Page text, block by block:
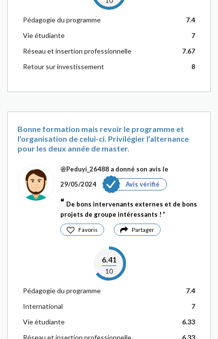
Pédagogie du programme
7.4
Vie étudiante
7
Réseau et insertion professionnelle
7.67
Retour sur investissement
8
Bonne formation mais revoir le programme et
l’organisation de celui-ci. Privilégier l’alternance
pour les deux année de master.
@Peduyi_26488 a donné son avis le
29/05/2024
Avis vérifié
De bons intervenants externes et de bons
projets de groupe intéressants !
Favoris Partager
6.41
10
Pédagogie du programme
7.4
International
7
Vie étudiante
6.33
Réseau et insertion professionnelle
6.33